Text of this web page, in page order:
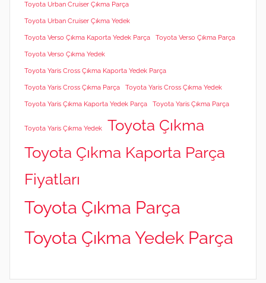
Toyota Urban Cruiser Çıkma Parça
Toyota Urban Cruiser Çıkma Yedek
Toyota Verso Çıkma Kaporta Yedek Parça Toyota Verso Çıkma Parça
Toyota Verso Çıkma Yedek
Toyota Yaris Cross Çıkma Kaporta Yedek Parça
Toyota Yaris Cross Çıkma Parça Toyota Yaris Cross Çıkma Yedek
Toyota Yaris Çıkma Kaporta Yedek Parça Toyota Yaris Çıkma Parça
Toyota Yaris Çıkma Yedek
Toyota Çıkma
Toyota Çıkma Kaporta Parça
Fiyatları
Toyota Çıkma Parça
Toyota Çıkma Yedek Parça